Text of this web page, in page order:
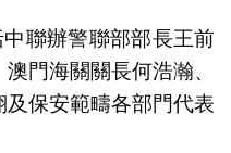
聯辦警聯部部長王前
門海關關長何浩瀚、
保安範疇各部門代表